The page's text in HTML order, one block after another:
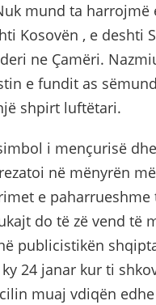
mund ta harrojmë
Kosovën , e deshti
ne Çamëri.
e fundit as
shpirt luftëtari.
i mençurisë
në mënyrën
e paharrueshme
do të zë vend të
publicistikën
24 janar kur ti
muaj vdiqën